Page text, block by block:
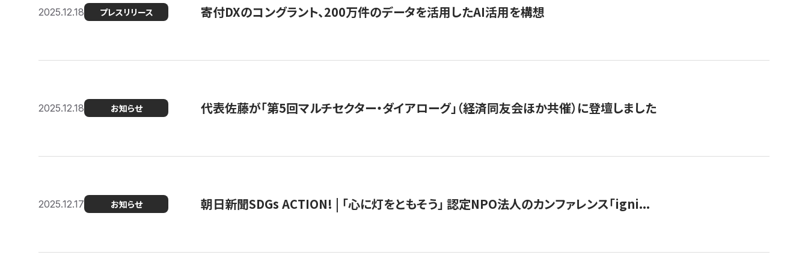
2025.12.18 プレスリリース 寄付DXのコングラント、200万件のデータを活用したAI活用を構想
2025.12.18 お知らせ 代表佐藤が「第5回マルチセクター・ダイアローグ」（経済同友会ほか共催）に登壇しました
2025.12.17 お知らせ 朝日新聞SDGs ACTION! | 「心に灯をともそう」 認定NPO法人のカンファレンス「igni...